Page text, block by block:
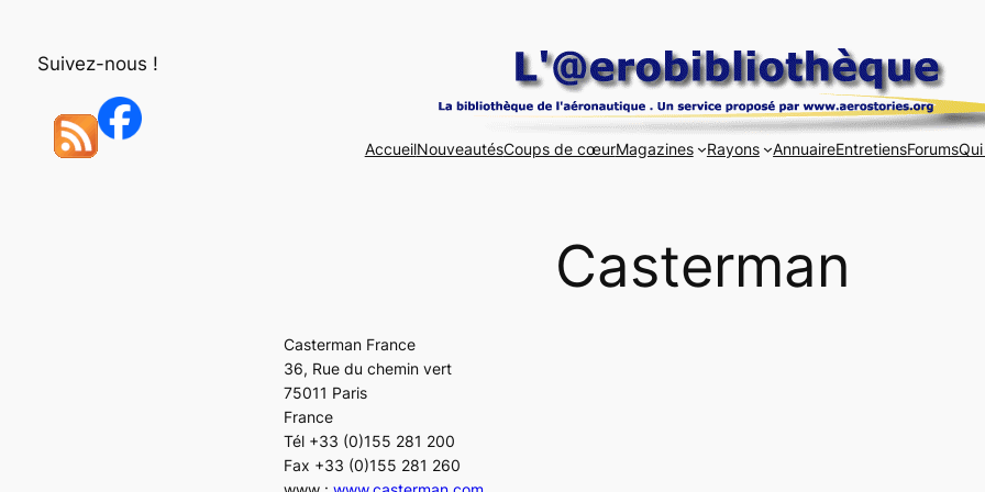
Suivez-nous !
AccueilNouveautésCoups de cœurMagazines Rayons AnnuaireEntretiensForums
Casterman
Casterman France
36, Rue du chemin vert
75011 Paris
France
Tél +33 (0)155 281 200
Fax +33 (0)155 281 260